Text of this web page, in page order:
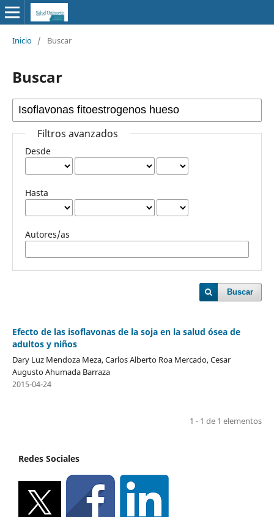
Inicio / Buscar
Buscar
Filtros avanzados
Desde
Hasta
Autores/as
Buscar
Efecto de las isoflavonas de la soja en la salud ósea de
adultos y niños
Dary Luz Mendoza Meza, Carlos Alberto Roa Mercado, Cesar
Augusto Ahumada Barraza
2015-04-24
1 - 1 de 1 elementos
Redes Sociales